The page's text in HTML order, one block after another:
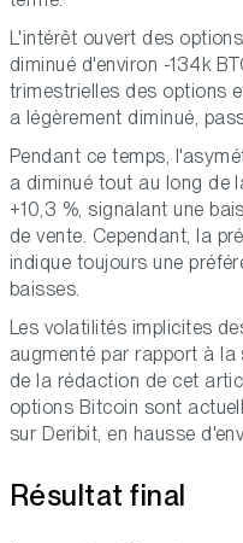
L'intérêt ouvert des
diminué d'environ -134k
trimestrielles des options
a légèrement diminué,
Pendant ce temps,
a diminué tout au long de
+10,3 %, signalant une
de vente. Cependant, la
indique toujours une
baisses.
Les volatilités implicites
augmenté par rapport à la
de la rédaction de cet
options Bitcoin sont
sur Deribit, en hausse
Résultat final